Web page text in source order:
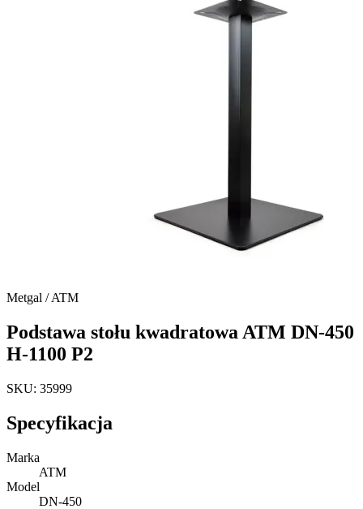
Metgal / ATM
Podstawa stołu kwadratowa ATM DN-450
H-1100 P2
SKU: 35999
Specyfikacja
Marka
ATM
Model
DN-450